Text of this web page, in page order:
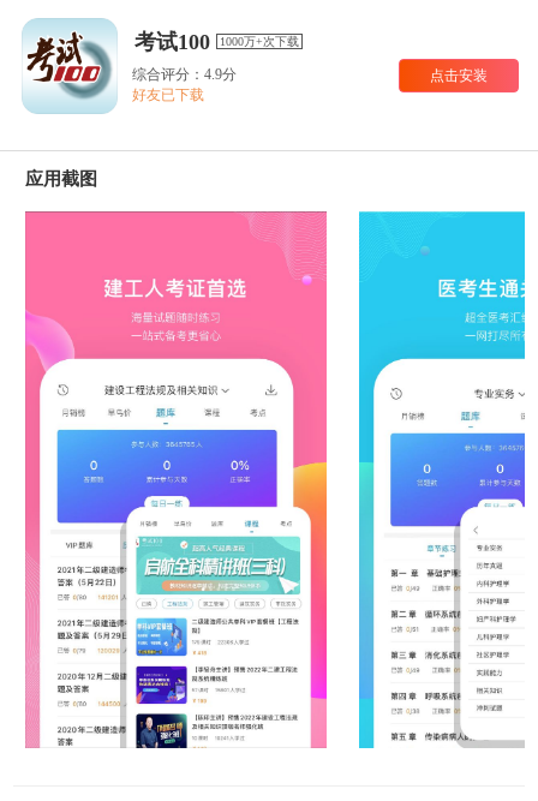
考试100 1000万+次下载
综合评分：4.9分
好友已下载
点击安装
应用截图